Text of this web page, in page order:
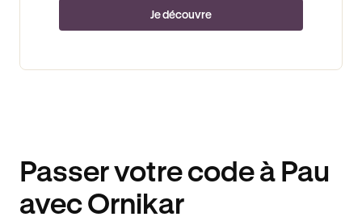
Je découvre
Passer votre code à Pau
avec Ornikar